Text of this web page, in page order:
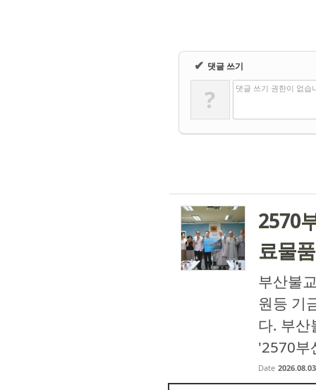
✔ 댓글 쓰기
? 댓글 쓰기 권한이 없습
2570
료물
부산불
원등 기
다. 부산
'2570부
Date 2026.08.03